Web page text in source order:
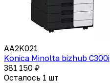
AA2K021
Konica Minolta bizhub C300i
381 150 ₽
Осталось 1 шт